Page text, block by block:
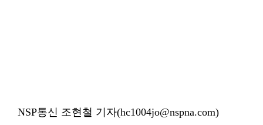
NSP통신 조현철 기자(hc1004jo@nspna.com)